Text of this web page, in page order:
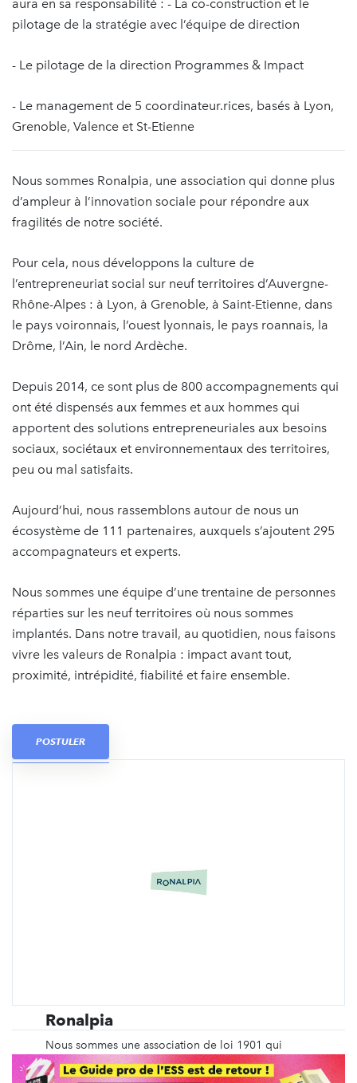
aura en sa responsabilité : - La co-construction et le
pilotage de la stratégie avec l’équipe de direction
- Le pilotage de la direction Programmes & Impact
- Le management de 5 coordinateur.rices, basés à Lyon,
Grenoble, Valence et St-Etienne
Nous sommes Ronalpia, une association qui donne plus
d’ampleur à l’innovation sociale pour répondre aux
fragilités de notre société.
Pour cela, nous développons la culture de
l’entrepreneuriat social sur neuf territoires d’Auvergne-
Rhône-Alpes : à Lyon, à Grenoble, à Saint-Etienne, dans
le pays voironnais, l’ouest lyonnais, le pays roannais, la
Drôme, l’Ain, le nord Ardèche.
Depuis 2014, ce sont plus de 800 accompagnements qui
ont été dispensés aux femmes et aux hommes qui
apportent des solutions entrepreneuriales aux besoins
sociaux, sociétaux et environnementaux des territoires,
peu ou mal satisfaits.
Aujourd’hui, nous rassemblons autour de nous un
écosystème de 111 partenaires, auxquels s’ajoutent 295
accompagnateurs et experts.
Nous sommes une équipe d’une trentaine de personnes
réparties sur les neuf territoires où nous sommes
implantés. Dans notre travail, au quotidien, nous faisons
vivre les valeurs de Ronalpia : impact avant tout,
proximité, intrépidité, fiabilité et faire ensemble.
POSTULER
Ronalpia
Nous sommes une association de loi 1901 qui
donne plus d'ampleur à l'innovation sociale.
Depuis 2013, nous accompagnons les entreprises